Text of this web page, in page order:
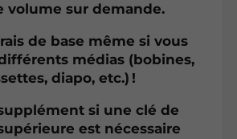
volume sur demande.
de base même si vous
médias (bobines,
diapo, etc.) !
si une clé de
est nécessaire